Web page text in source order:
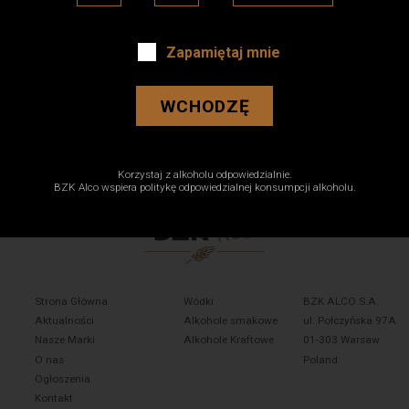
Zapamiętaj mnie
WCHODZĘ
Korzystaj z alkoholu odpowiedzialnie.
BZK Alco wspiera politykę odpowiedzialnej konsumpcji alkoholu.
sit amet, consectetur adipiscing elit, sed do
et dolore magna aliqua. Ut enim ad minim veniam,
laboris nisi ut aliquip ex ea commodo consequat.
in voluptate velit esse cillum dolore eu fugiat nulla
cupidatat non proident, sunt in culpa qui officia
Strona Główna
Aktualności
Nasze Marki
O nas
Ogłoszenia
Kontakt
Wódki
Alkohole smakowe
Alkohole Kraftowe
BZK ALCO S.A.
ul. Połczyńska 97A
01-303 Warsaw
Poland